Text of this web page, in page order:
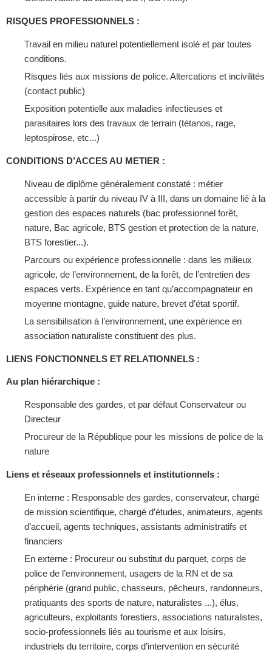
RISQUES PROFESSIONNELS :
Travail en milieu naturel potentiellement isolé et par toutes
conditions.
Risques liés aux missions de police. Altercations et incivilités
(contact public)
Exposition potentielle aux maladies infectieuses et
parasitaires lors des travaux de terrain (tétanos, rage,
leptospirose, etc...)
CONDITIONS D’ACCES AU METIER :
Niveau de diplôme généralement constaté : métier
accessible à partir du niveau IV à III, dans un domaine lié à la
gestion des espaces naturels (bac professionnel forêt,
nature, Bac agricole, BTS gestion et protection de la nature,
BTS forestier...).
Parcours ou expérience professionnelle : dans les milieux
agricole, de l’environnement, de la forêt, de l’entretien des
espaces verts. Expérience en tant qu’accompagnateur en
moyenne montagne, guide nature, brevet d’état sportif.
La sensibilisation à l’environnement, une expérience en
association naturaliste constituent des plus.
LIENS FONCTIONNELS ET RELATIONNELS :
Au plan hiérarchique :
Responsable des gardes, et par défaut Conservateur ou
Directeur
Procureur de la République pour les missions de police de la
nature
Liens et réseaux professionnels et institutionnels :
En interne : Responsable des gardes, conservateur, chargé
de mission scientifique, chargé d’études, animateurs, agents
d’accueil, agents techniques, assistants administratifs et
financiers
En externe : Procureur ou substitut du parquet, corps de
police de l’environnement, usagers de la RN et de sa
périphérie (grand public, chasseurs, pêcheurs, randonneurs,
pratiquants des sports de nature, naturalistes ...), élus,
agriculteurs, exploitants forestiers, associations naturalistes,
socio-professionnels liés au tourisme et aux loisirs,
industriels du territoire, corps d’intervention en sécurité